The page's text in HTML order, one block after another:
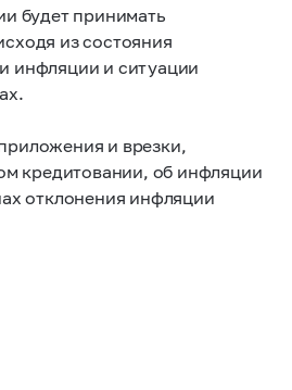
будет принимать
из состояния
инфляции и ситуации
и врезки,
кредитовании, об инфляции
отклонения инфляции